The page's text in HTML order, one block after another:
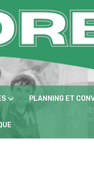
PLANNING ET